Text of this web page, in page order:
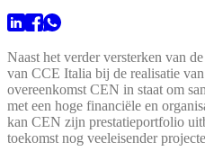
Naast het verder versterken van
van CCE Italia bij de realisatie
overeenkomst CEN in staat om
met een hoge financiële en
kan CEN zijn prestatieportfolio
toekomst nog veeleisender